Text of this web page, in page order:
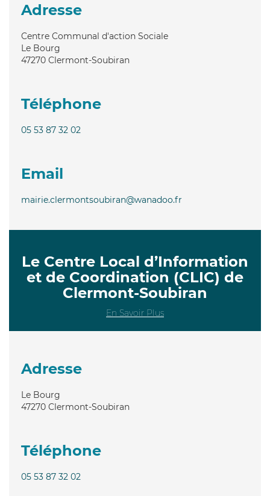
Adresse
Centre Communal d'action Sociale
Le Bourg
47270 Clermont-Soubiran
Téléphone
05 53 87 32 02
Email
mairie.clermontsoubiran@wanadoo.fr
Le Centre Local d’Information
et de Coordination (CLIC) de
Clermont-Soubiran
En Savoir Plus
Adresse
Le Bourg
47270 Clermont-Soubiran
Téléphone
05 53 87 32 02